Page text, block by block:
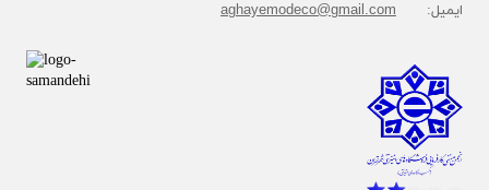
ایمیل: aghayemodeco@gmail.com